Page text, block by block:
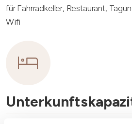
für Fahrradkeller, Restaurant,
Wifi